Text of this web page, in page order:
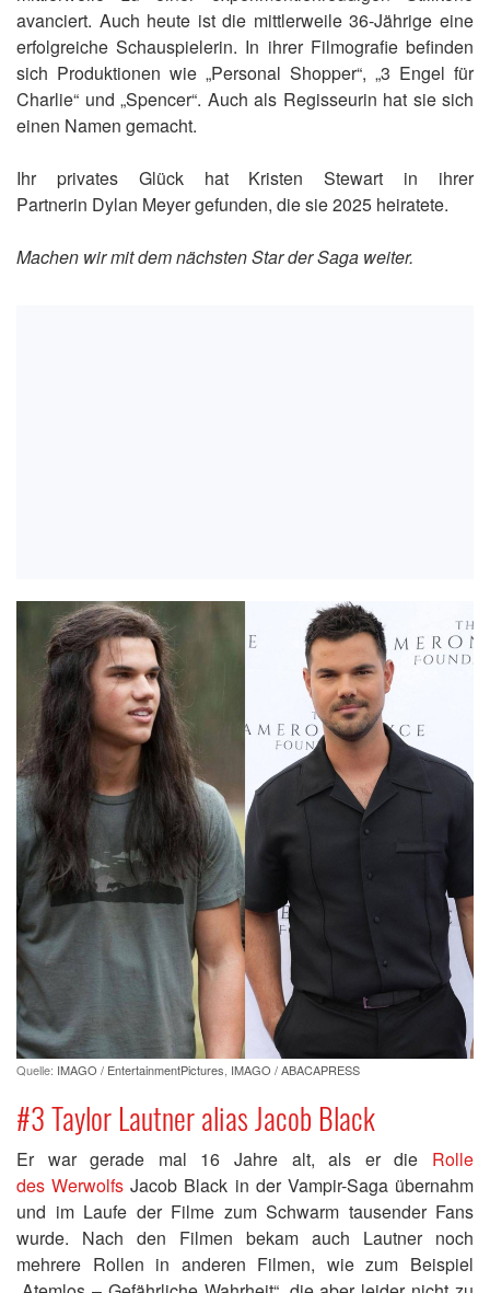
avanciert. Auch heute ist die mittlerweile 36-Jährige eine
erfolgreiche Schauspielerin. In ihrer Filmografie befinden
sich Produktionen wie „Personal Shopper“, „3 Engel für
Charlie“ und „Spencer“. Auch als Regisseurin hat sie sich
einen Namen gemacht.
Ihr privates Glück hat Kristen Stewart in ihrer
Partnerin Dylan Meyer gefunden, die sie 2025 heiratete.
Machen wir mit dem nächsten Star der Saga weiter.
Quelle: IMAGO / EntertainmentPictures IMAGO / ABACAPRESS
#3 Taylor Lautner alias Jacob Black
Er war gerade mal 16 Jahre alt, als er die Rolle
des Werwolfs Jacob Black in der Vampir-Saga übernahm
und im Laufe der Filme zum Schwarm tausender Fans
wurde. Nach den Filmen bekam auch Lautner noch
mehrere Rollen in anderen Filmen, wie zum Beispiel